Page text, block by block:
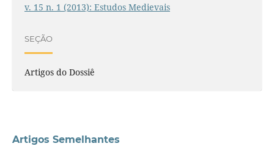
v. 15 n. 1 (2013): Estudos Medievais
SEÇÃO
Artigos do Dossiê
Artigos Semelhantes